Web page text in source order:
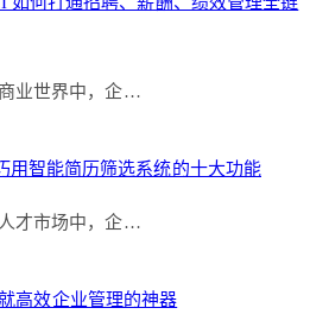
业世界中，企…
用智能简历筛选系统的十大功能
才市场中，企…
高效企业管理的神器